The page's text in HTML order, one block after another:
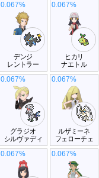
デンジ
レントラー
0.067%
ヒカリ
ナエトル
0.067%
グラジオ
シルヴァディ
0.067%
ルザミーネ
フェローチェ
0.067%
0.067% 0.067%